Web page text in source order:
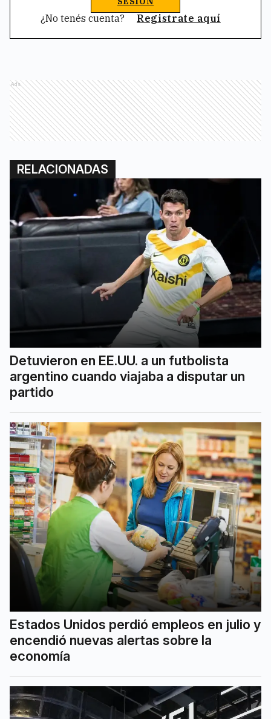
¿No tenés cuenta? Registrate aquí
Ads
RELACIONADAS
Detuvieron en EE.UU. a un futbolista
argentino cuando viajaba a disputar un
partido
Estados Unidos perdió empleos en julio y
encendió nuevas alertas sobre la
economía